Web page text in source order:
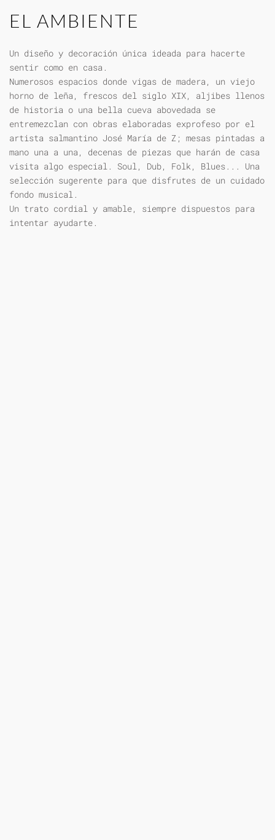
EL AMBIENTE
Un diseño y decoración única ideada para hacerte
sentir como en casa.
Numerosos espacios donde vigas de madera, un viejo
horno de leña, frescos del siglo XIX, aljibes llenos
de historia o una bella cueva abovedada se
entremezclan con obras elaboradas exprofeso por el
artista salmantino José María de Z; mesas pintadas a
mano una a una, decenas de piezas que harán de casa
visita algo especial. Soul, Dub, Folk, Blues... Una
selección sugerente para que disfrutes de un cuidado
fondo musical.
Un trato cordial y amable, siempre dispuestos para
intentar ayudarte.